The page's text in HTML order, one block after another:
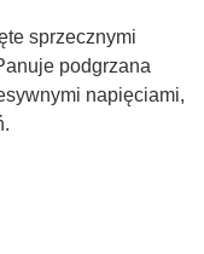
sprzecznymi
podgrzana
napięciami,